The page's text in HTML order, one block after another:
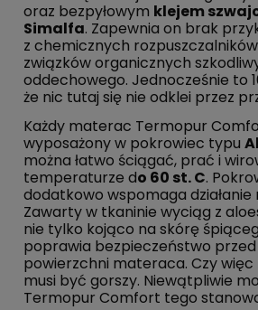
oraz bezpyłowym klejem
Simalfa. Zapewnia on brak
z chemicznych
związków organicznych
oddechowego. Jednocześnie to
że nic tutaj się nie odklei przez
Każdy materac Termopur
wyposażony w pokrowiec typu
można łatwo ściągać, prać i
temperaturze do 60 st. C.
dodatkowo wspomaga
Zawarty w tkaninie wyciąg z
nie tylko kojąco na skórę
poprawia bezpieczeństwo
powierzchni materaca. Czy
musi być gorszy. Niewątpliwie
Termopur Comfort tego